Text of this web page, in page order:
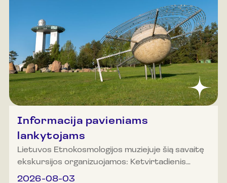
Informacija pavieniams
lankytojams
Lietuvos Etnokosmologijos muziejuje šią savaitę
ekskursijos organizuojamos: Ketvirtadienis
(rugpjūčio 6 d.): 10.00, 11.00, 11.30, 12.00, 12.30,
2026-08-03